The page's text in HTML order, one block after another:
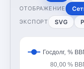
ОТОБРАЖЕНИЕ
ЭКСПОРТ SVG
80,00 %
Госдолг, %